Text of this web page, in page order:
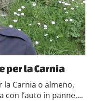
per la Carnia
Carnia o almeno,
con l’auto in panne,...